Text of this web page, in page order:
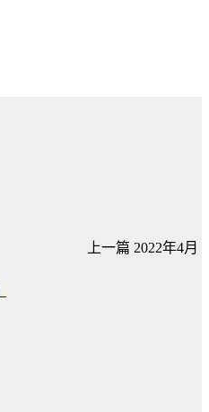
上一篇 2022年4月